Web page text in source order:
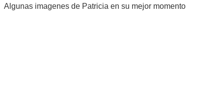
Algunas imagenes de Patricia en su mejor momento